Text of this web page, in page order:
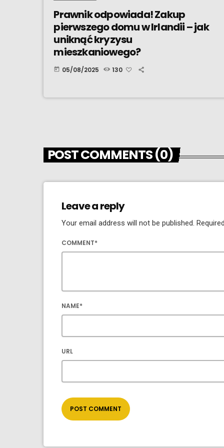
Prawnik odpowiada! Zakup
pierwszego domu w Irlandii – jak
uniknąć kryzysu
mieszkaniowego?
today 05/08/2025 130
POST COMMENTS (0)
Leave a reply
Your email address will not be published.
COMMENT*
NAME*
URL